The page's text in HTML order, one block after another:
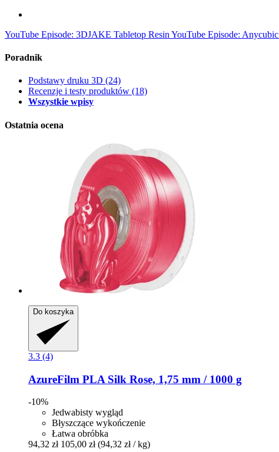
YouTube Episode: 3DJAKE Tabletop Resin YouTube Episode:
Poradnik
Podstawy druku 3D (24)
Recenzje i testy produktów (18)
Wszystkie wpisy
Ostatnia ocena
Do koszyka
3.3 (4)
AzureFilm PLA Silk Rose, 1,75 mm / 1000 g
-10%
Jedwabisty wygląd
Błyszczące wykończenie
Łatwa obróbka
94,32 zł 105,00 zł (94,32 zł / kg)